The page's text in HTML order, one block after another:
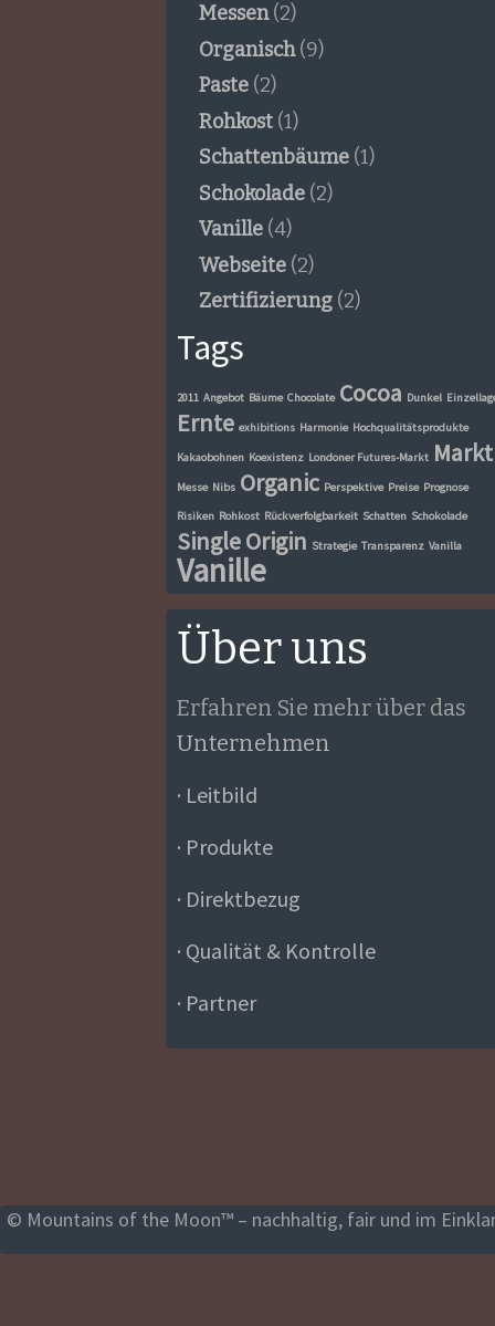
Messen(2)
Organisch(9)
Paste (2)
Rohkost (1)
Schattenbäume (1)
Schokolade (2)
Vanille (4)
Webseite (2)
Zertifizierung (2)
Tags
2011 Angebot Bäume Chocolate Cocoa Dunkel
Ernte exhibitions Harmonie Hochqualitätsprodukte
Kakaobohnen Koexistenz Londoner Futures-Markt Markt
Messe Nibs Organic Perspektive Preise Prognose
Risiken Rohkost Rückverfolgbarkeit Schatten Schokolade
Single Origin Strategie Transparenz Vanilla
Vanille
Über uns
Erfahren Sie mehr über das
Unternehmen
· Leitbild
· Produkte
· Direktbezug
· Qualität & Kontrolle
· Partner
© Mountains of the Moon™ – nachhaltig, fair und im